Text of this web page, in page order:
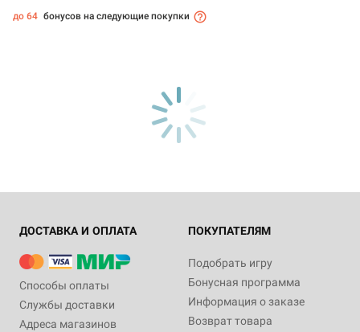
до 64 бонусов на следующие покупки
ДОСТАВКА И ОПЛАТА
Способы оплаты
Службы доставки
Адреса магазинов
ПОКУПАТЕЛЯМ
Подобрать игру
Бонусная программа
Информация о заказе
Возврат товара